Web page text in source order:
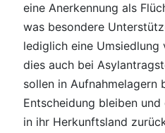
eine Anerkennung als
was besondere
lediglich eine
dies auch bei
sollen in Aufnahmelagern
Entscheidung bleiben
in ihr Herkunftsland